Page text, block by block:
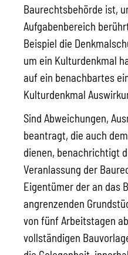
Baurechtsbehörde ist,
Aufgabenbereich
Beispiel die
um ein Kulturdenkmal
auf ein benachbartes
Kulturdenkmal
Sind Abweichungen,
beantragt, die auch
dienen, benachrichtigt
Veranlassung der
Eigentümer der an das
angrenzenden
von fünf Arbeitstagen
vollständigen